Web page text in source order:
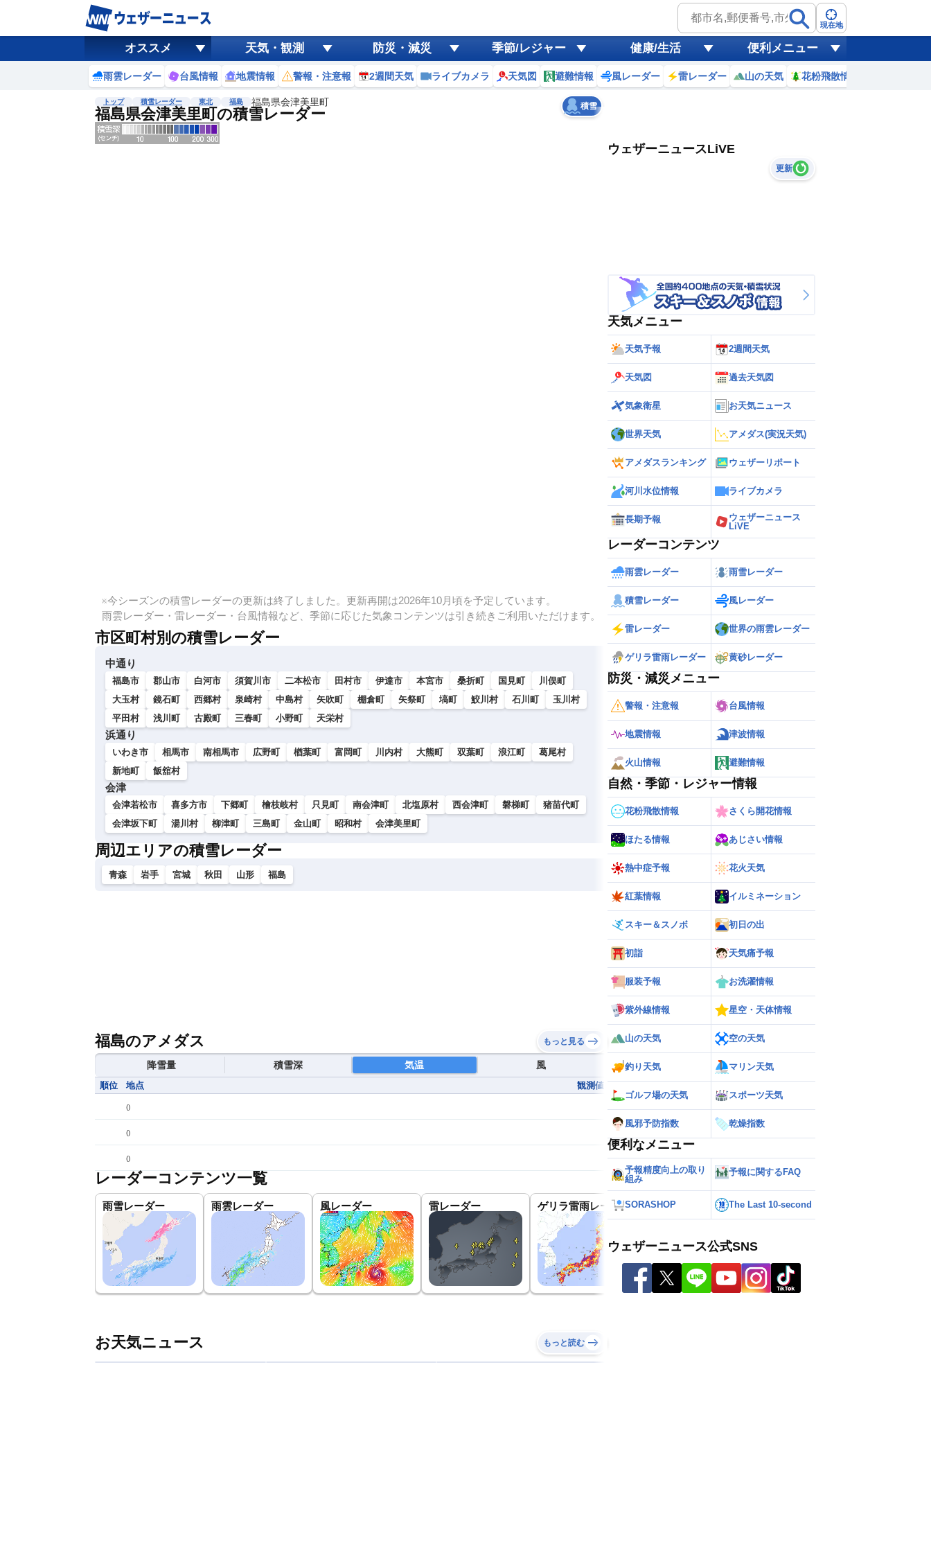
現在地
オススメ 天気・観測 防災・減災 季節/レジャー 健康/生活 便利メニュー
雨雲レーダー 台風情報 地震情報 警報・注意報 2週間天気 ライブカメラ 天気図 避難情報 風レーダー 雷レーダー 山の天気 花粉飛散情報
トップ 積雪レーダー 東北 福島 福島県会津美里町
福島県会津美里町の積雪レーダー 積雪
黄砂
天気 台風
※今シーズンの積雪レーダーの更新は終了しました。更新再開は2026年10月頃を予定しています。
雨雲レーダー・雷レーダー・台風情報など、季節に応じた気象コンテンツは引き続きご利用いただけます。
市区町村別の積雪レーダー
中通り
福島市 郡山市 白河市 須賀川市 二本松市 田村市 伊達市 本宮市 桑折町 国見町
川俣町
大玉村
鏡石町 西郷村 泉崎村 中島村 矢吹町 棚倉町 矢祭町 塙町 鮫川村 石川町
玉川村
平田村
浅川町 古殿町 三春町 小野町 天栄村
浜通り
いわき市 相馬市 南相馬市 広野町 楢葉町 富岡町 川内村 大熊町 双葉町 浪江町
葛尾村
新地町
飯舘村
会津
会津若松市 喜多方市 下郷町 檜枝岐村 只見町 南会津町 北塩原村 西会津町 磐梯町
猪苗代町
会津坂下町
湯川村 柳津町 三島町 金山町 昭和村 会津美里町
周辺エリアの積雪レーダー
青森 岩手 宮城 秋田 山形 福島
福島のアメダス もっと見る
降雪量 積雪深 気温 風
順位 地点 観測値
()
()
()
レーダーコンテンツ一覧
雨雪レーダー 雨雲レーダー 風レーダー 雷レーダー ゲリラ雷雨レーダー 世界の雨雲レーダー
お天気ニュース もっと読む
ウェザーニュースLiVE
更新
天気メニュー
天気予報 2週間天気
天気図 過去天気図
気象衛星 お天気ニュース
世界天気 アメダス(実況天気)
アメダスランキング ウェザーリポート
河川水位情報 ライブカメラ
長期予報
ウェザーニュース
LiVE
レーダーコンテンツ
雨雲レーダー 雨雪レーダー
積雪レーダー 風レーダー
雷レーダー 世界の雨雲レーダー
ゲリラ雷雨レーダー 黄砂レーダー
防災・減災メニュー
警報・注意報 台風情報
地震情報 津波情報
火山情報 避難情報
自然・季節・レジャー情報
花粉飛散情報 さくら開花情報
ほたる情報 あじさい情報
熱中症予報 花火天気
紅葉情報 イルミネーション
スキー＆スノボ 初日の出
初詣 天気痛予報
服装予報 お洗濯情報
紫外線情報 星空・天体情報
山の天気 空の天気
釣り天気 マリン天気
ゴルフ場の天気 スポーツ天気
風邪予防指数 乾燥指数
便利なメニュー
予報精度向上の取り
組み
予報に関するFAQ
SORASHOP The Last 10-second
ウェザーニュース公式SNS